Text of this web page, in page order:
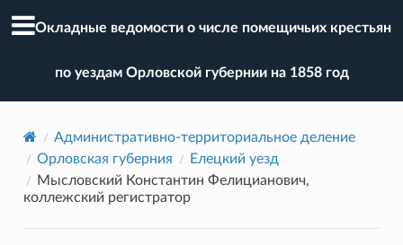
Окладные ведомости о числе помещичьих крестьян
по уездам Орловской губернии на 1858 год
Административно-территориальное деление
Орловская губерния
Елецкий уезд
Мысловский Константин Фелицианович,
коллежский регистратор